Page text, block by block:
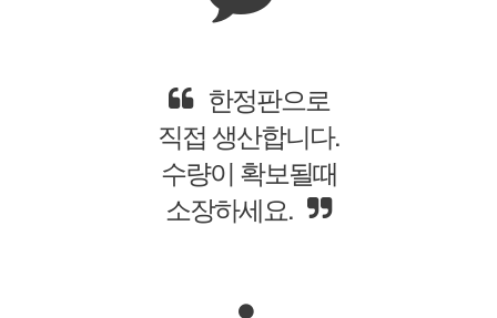
한정판으로
직접 생산합니다.
수량이 확보될때
소장하세요.